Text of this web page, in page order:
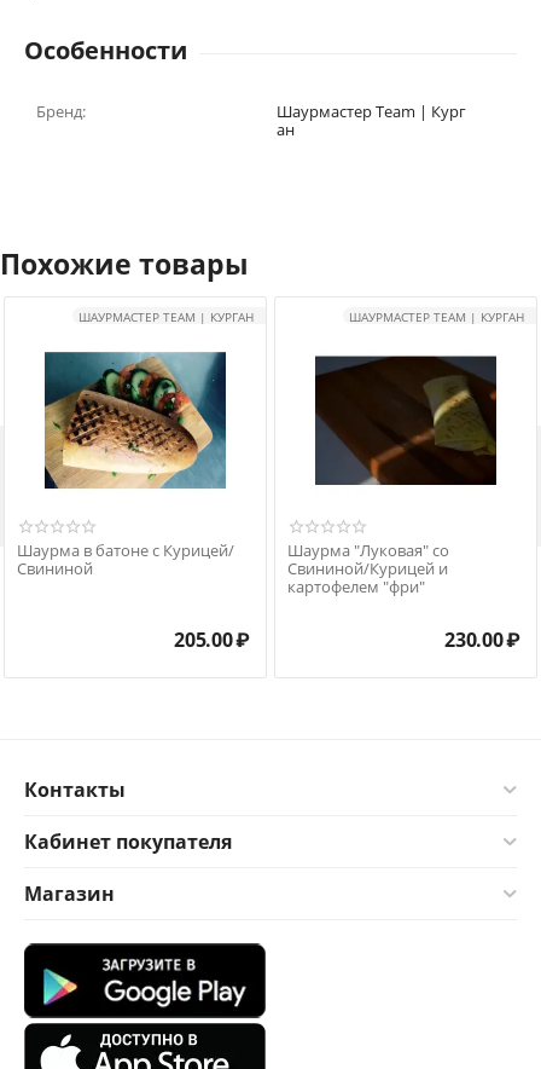
Особенности
Бренд:
Шаурмастер Team | Кург
ан
Похожие товары
ШАУРМАСТЕР TEAM | КУРГАН
Шаурма в батоне с Курицей/
Свининой
205.00₽
ШАУРМАСТЕР TEAM | КУРГАН
Шаурма "Луковая" со
Свининой/Курицей и
картофелем "фри"
230.00₽
Контакты
Кабинет покупателя
Магазин